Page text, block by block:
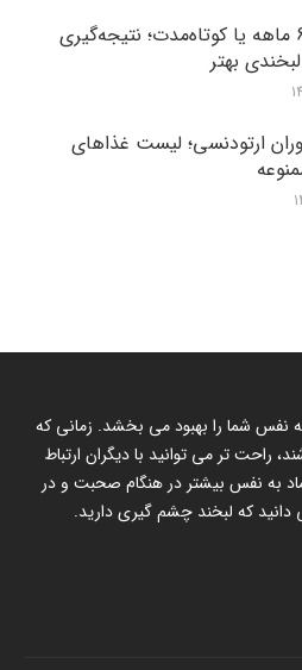
ارتودنسی 6 ماهه یا کوتاه‌مدت؛ نتیجه‌گیری
بهتر
ارتودنسی؛ لیست غذاهای
نفس شما را بهبود می بخشد. زمانی که
راحت تر می توانید با دیگران ارتباط
به نفس بیشتر در هنگام صحبت و در
که لبخند چشم گیری دارید.